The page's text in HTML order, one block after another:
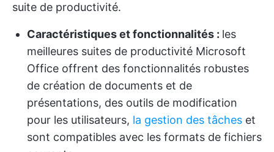
suite de productivité.
Caractéristiques et fonctionnalités : les
meilleures suites de productivité Microsoft
Office offrent des fonctionnalités robustes
de création de documents et de
présentations, des outils de modification
pour les utilisateurs, la gestion des tâches et
sont compatibles avec les formats de fichiers